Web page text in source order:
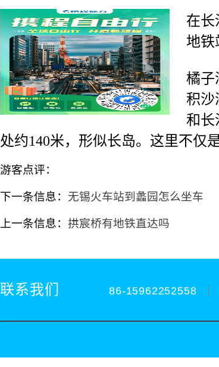
在长
地铁
橘子
积沙
和长
处约140米，形似长岛。这里不仅
游客点评：
下一条信息： 无锡火车站到蠡园怎么坐车
上一条信息： 拱宸桥有地铁直达吗
联系我们 86-15962252558